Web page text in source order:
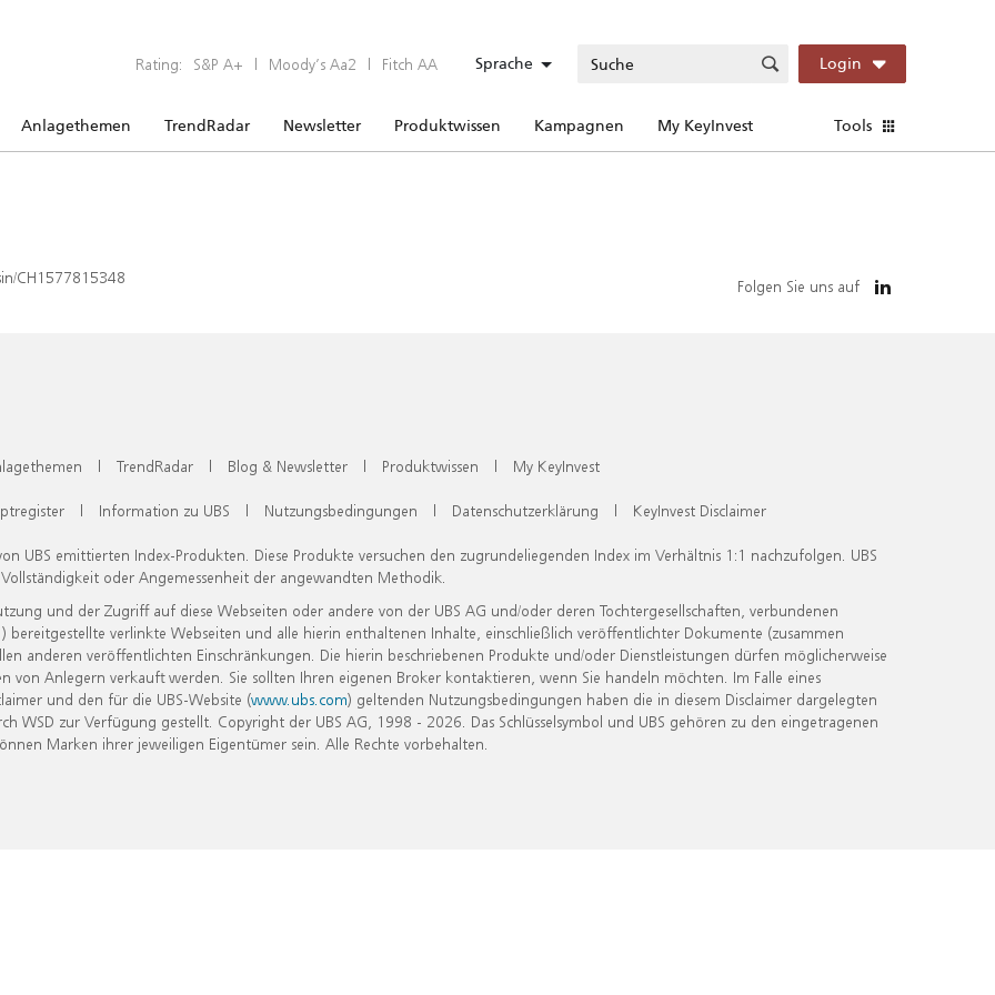
Rating: S&P A+ | Moody’s Aa2 | Fitch AA Sprache Login
Anlagethemen TrendRadar Newsletter Produktwissen Kampagnen My KeyInvest Tools
CH1577815348 Folgen Sie uns auf
| TrendRadar | Blog & Newsletter | Produktwissen | My KeyInvest
| Information zu UBS | Nutzungsbedingungen | Datenschutzerklärung | KeyInvest Disclaimer
UBS emittierten Index-Produkten. Diese Produkte versuchen den zugrundeliegenden Index im Verhältnis 1:1 nachzufolgen. UBS
oder Angemessenheit der angewandten Methodik.
und der Zugriff auf diese Webseiten oder andere von der UBS AG und/oder deren Tochtergesellschaften, verbundenen
verlinkte Webseiten und alle hierin enthaltenen Inhalte, einschließlich veröffentlichter Dokumente (zusammen
anderen veröffentlichten Einschränkungen. Die hierin beschriebenen Produkte und/oder Dienstleistungen dürfen möglicherweise
Anlegern verkauft werden. Sie sollten Ihren eigenen Broker kontaktieren, wenn Sie handeln möchten. Im Falle eines
und den für die UBS-Website (www.ubs.com) geltenden Nutzungsbedingungen haben die in diesem Disclaimer dargelegten
zur Verfügung gestellt. Copyright der UBS AG, 1998 - 2026. Das Schlüsselsymbol und UBS gehören zu den eingetragenen
Marken ihrer jeweiligen Eigentümer sein. Alle Rechte vorbehalten.